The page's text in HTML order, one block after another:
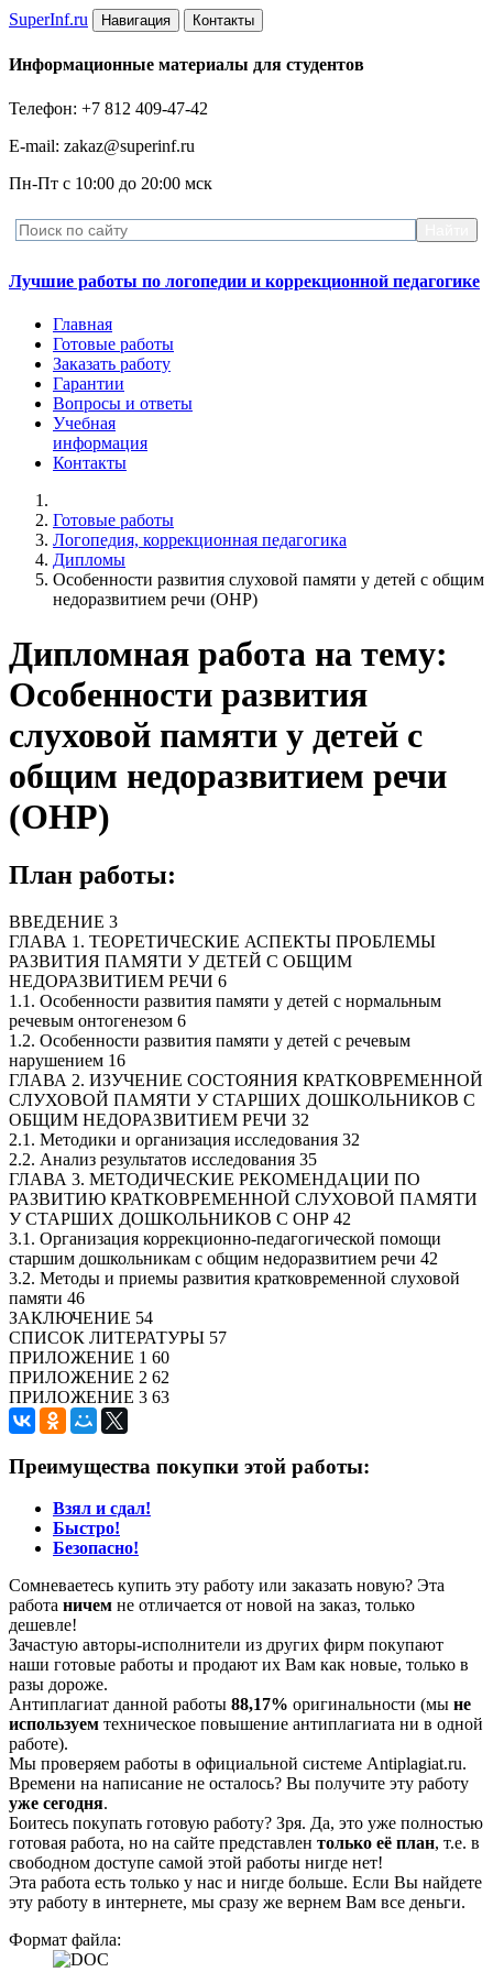
SuperInf.ru Навигация Контакты
Информационные материалы для студентов
Телефон: +7 812 409-47-42
E-mail: zakaz@superinf.ru
Пн-Пт с 10:00 до 20:00 мск
Лучшие работы по логопедии и коррекционной педагогике
Главная
Готовые работы
Заказать работу
Гарантии
Вопросы и ответы
Учебная
информация
Контакты
Готовые работы
Логопедия, коррекционная педагогика
Дипломы
Особенности развития слуховой памяти у детей с общим
недоразвитием речи (ОНР)
Дипломная работа на тему:
Особенности развития
слуховой памяти у детей с
общим недоразвитием речи
(ОНР)
План работы:
ВВЕДЕНИЕ 3
ГЛАВА 1. ТЕОРЕТИЧЕСКИЕ АСПЕКТЫ ПРОБЛЕМЫ
РАЗВИТИЯ ПАМЯТИ У ДЕТЕЙ С ОБЩИМ
НЕДОРАЗВИТИЕМ РЕЧИ 6
1.1. Особенности развития памяти у детей с нормальным
речевым онтогенезом 6
1.2. Особенности развития памяти у детей с речевым
нарушением 16
ГЛАВА 2. ИЗУЧЕНИЕ СОСТОЯНИЯ КРАТКОВРЕМЕННОЙ
СЛУХОВОЙ ПАМЯТИ У СТАРШИХ ДОШКОЛЬНИКОВ С
ОБЩИМ НЕДОРАЗВИТИЕМ РЕЧИ 32
2.1. Методики и организация исследования 32
2.2. Анализ результатов исследования 35
ГЛАВА 3. МЕТОДИЧЕСКИЕ РЕКОМЕНДАЦИИ ПО
РАЗВИТИЮ КРАТКОВРЕМЕННОЙ СЛУХОВОЙ ПАМЯТИ
У СТАРШИХ ДОШКОЛЬНИКОВ С ОНР 42
3.1. Организация коррекционно-педагогической помощи
старшим дошкольникам с общим недоразвитием речи 42
3.2. Методы и приемы развития кратковременной слуховой
памяти 46
ЗАКЛЮЧЕНИЕ 54
СПИСОК ЛИТЕРАТУРЫ 57
ПРИЛОЖЕНИЕ 1 60
ПРИЛОЖЕНИЕ 2 62
ПРИЛОЖЕНИЕ 3 63
Преимущества покупки этой работы:
Взял и сдал!
Быстро!
Безопасно!
Сомневаетесь купить эту работу или заказать новую? Эта
работа ничем не отличается от новой на заказ, только
дешевле!
Зачастую авторы-исполнители из других фирм покупают
наши готовые работы и продают их Вам как новые, только в
разы дороже.
Антиплагиат данной работы 88,17% оригинальности (мы не
используем техническое повышение антиплагиата ни в одной
работе).
Мы проверяем работы в официальной системе Аntiplagiat.ru.
Времени на написание не осталось? Вы получите эту работу
уже сегодня.
Боитесь покупать готовую работу? Зря. Да, это уже полностью
готовая работа, но на сайте представлен только её план, т.е. в
свободном доступе самой этой работы нигде нет!
Эта работа есть только у нас и нигде больше. Если Вы найдете
эту работу в интернете, мы сразу же вернем Вам все деньги.
Формат файла: